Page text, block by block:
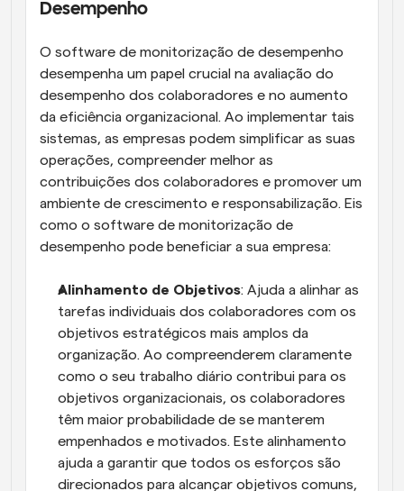
Desempenho
O software de monitorização de desempenho
desempenha um papel crucial na avaliação do
desempenho dos colaboradores e no aumento
da eficiência organizacional. Ao implementar tais
sistemas, as empresas podem simplificar as suas
operações, compreender melhor as
contribuições dos colaboradores e promover um
ambiente de crescimento e responsabilização. Eis
como o software de monitorização de
desempenho pode beneficiar a sua empresa:
Alinhamento de Objetivos: Ajuda a alinhar as
tarefas individuais dos colaboradores com os
objetivos estratégicos mais amplos da
organização. Ao compreenderem claramente
como o seu trabalho diário contribui para os
objetivos organizacionais, os colaboradores
têm maior probabilidade de se manterem
empenhados e motivados. Este alinhamento
ajuda a garantir que todos os esforços são
direcionados para alcançar objetivos comuns,